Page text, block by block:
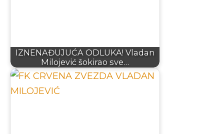
IZNENAĐUJUĆA ODLUKA! Vladan
Milojević šokirao sve…